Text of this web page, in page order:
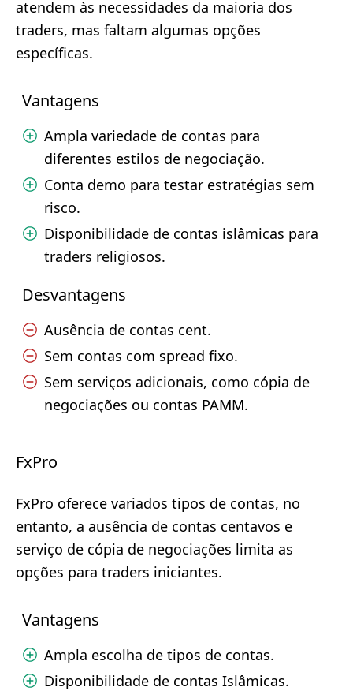
atendem às necessidades da maioria dos
traders, mas faltam algumas opções
específicas.
Vantagens
Ampla variedade de contas para
diferentes estilos de negociação.
Conta demo para testar estratégias sem
risco.
Disponibilidade de contas islâmicas para
traders religiosos.
Desvantagens
Ausência de contas cent.
Sem contas com spread fixo.
Sem serviços adicionais, como cópia de
negociações ou contas PAMM.
FxPro
FxPro oferece variados tipos de contas, no
entanto, a ausência de contas centavos e
serviço de cópia de negociações limita as
opções para traders iniciantes.
Vantagens
Ampla escolha de tipos de contas.
Disponibilidade de contas Islâmicas.